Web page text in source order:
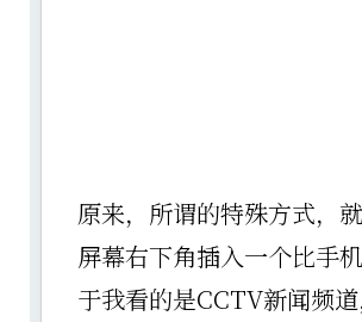
原来，所谓的特殊方式，
屏幕右下角插入一个比手
于我看的是CCTV新闻频